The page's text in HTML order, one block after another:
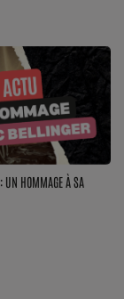
UN HOMMAGE À SA